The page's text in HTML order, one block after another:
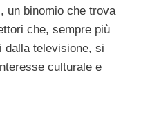
un binomio che trova
che, sempre più
dalla televisione, si
culturale e